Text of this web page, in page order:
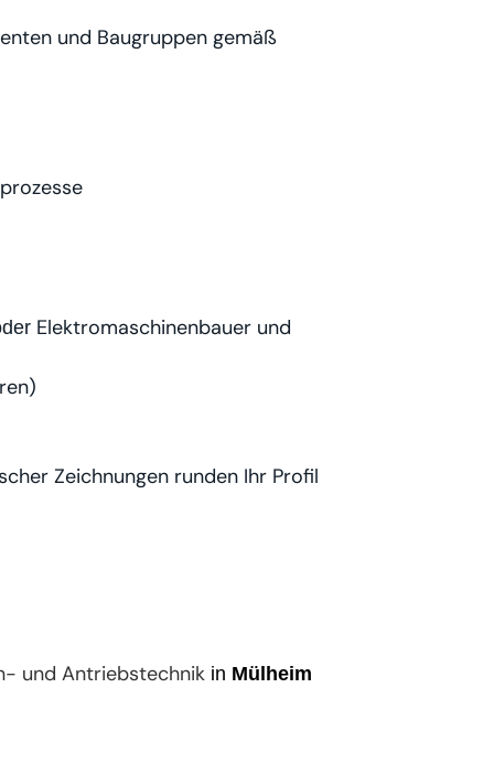
und Baugruppen gemäß
Elektromaschinenbauer und
Zeichnungen runden Ihr Profil
und Antriebstechnik in Mülheim